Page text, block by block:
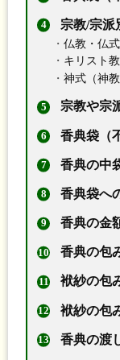
宗教/宗派
仏教・仏式
キリスト
神式（神教
宗教や宗
香典袋（
香典の中
香典袋へ
香典の金
香典の包
袱紗の包
袱紗の包
香典の渡